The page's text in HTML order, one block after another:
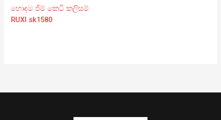
හොඳම ජිම් කෙටි කලිසම්
RUXI sk1580